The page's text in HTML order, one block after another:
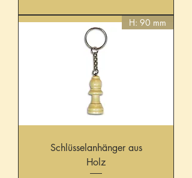
H: 90 mm
Schlüsselanhänger aus
Holz